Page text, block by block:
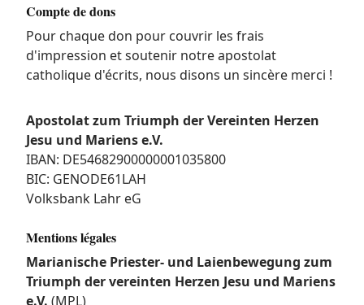
Compte de dons
Pour chaque don pour couvrir les frais
d'impression et soutenir notre apostolat
catholique d'écrits, nous disons un sincère merci !
Apostolat zum Triumph der Vereinten Herzen
Jesu und Mariens e.V.
IBAN: DE54682900000001035800
BIC: GENODE61LAH
Volksbank Lahr eG
Mentions légales
Marianische Priester- und Laienbewegung zum
Triumph der vereinten Herzen Jesu und Mariens
e.V. (MPL)